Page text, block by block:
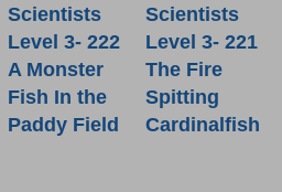
Scientists
Level 3- 222
A Monster
Fish In the
Paddy Field
Scientists
Level 3- 221
The Fire
Spitting
Cardinalfish